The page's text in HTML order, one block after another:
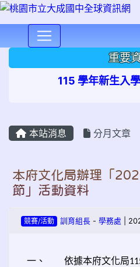
重要
115 學年新生入
本站消息 分月文章
本府文化局辦理「
節」活動資料
競賽/活動 訓育組長- 學務處 |
一、 依據本府文化局